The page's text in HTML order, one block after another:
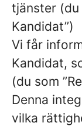
tjänster (du
Kandidat”)
Vi får
Kandidat,
(du som
Denna
vilka